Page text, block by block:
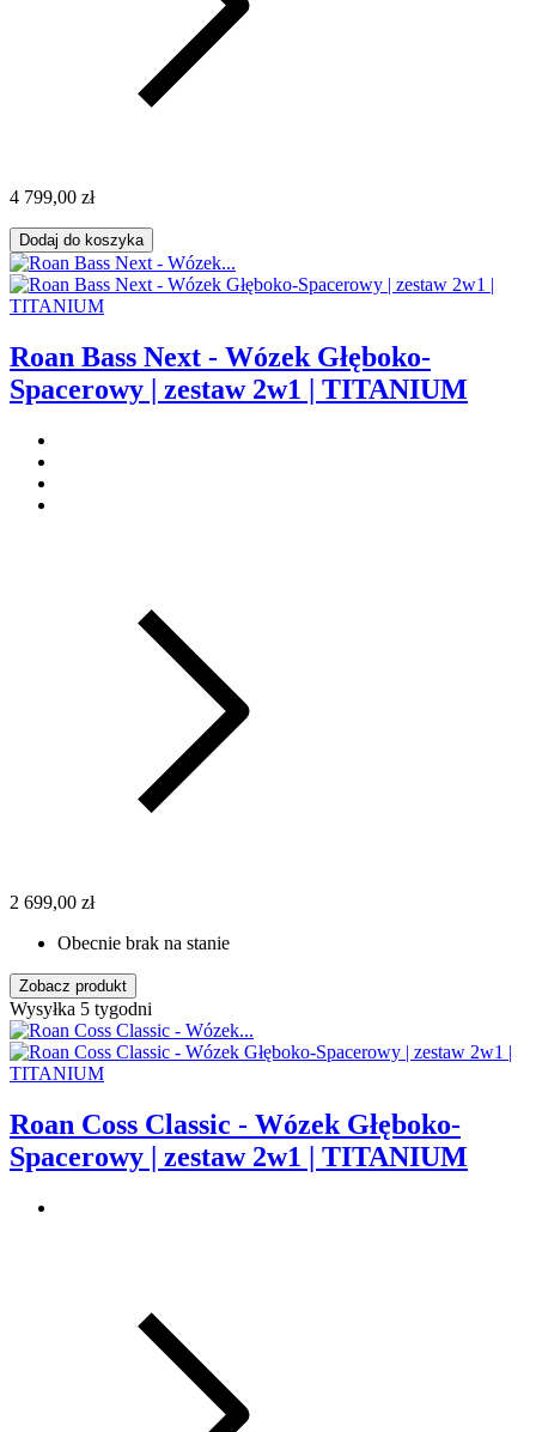
4 799,00 zł
Dodaj do koszyka
Roan Bass Next - Wózek Głęboko-
Spacerowy | zestaw 2w1 | TITANIUM
2 699,00 zł
Obecnie brak na stanie
Zobacz produkt
Wysyłka 5 tygodni
Roan Coss Classic - Wózek Głęboko-
Spacerowy | zestaw 2w1 | TITANIUM